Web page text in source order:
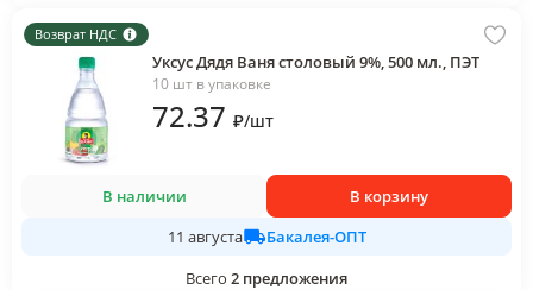
Возврат НДС
Уксус Дядя Ваня столовый 9%, 500 мл., ПЭТ
10 шт в упаковке
72.37 ₽/шт
В наличии
В корзину
11 августа
Бакалея-ОПТ
Всего 2 предложения